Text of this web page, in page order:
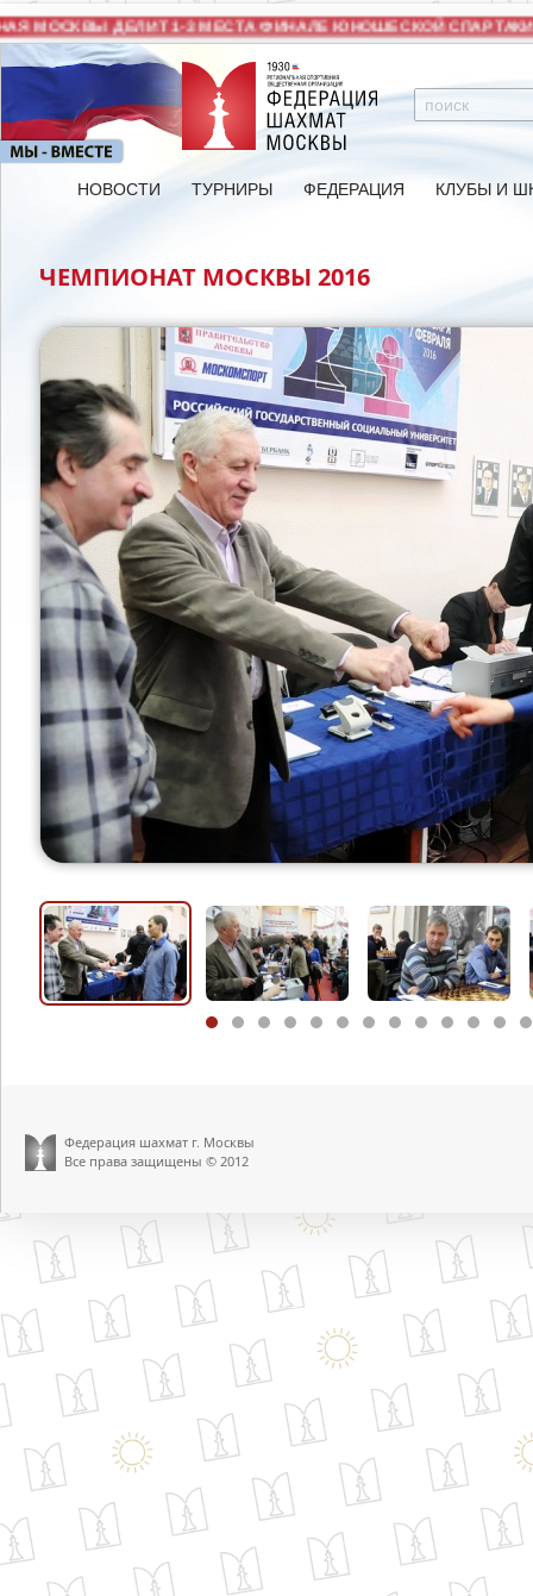
МОСКВЫ ДЕЛИТ 1-3 МЕСТА ФИНАЛЕ ЮНОШЕСКОЙ
НОВОСТИ ТУРНИРЫ ФЕДЕРАЦИЯ КЛУБЫ И
ЧЕМПИОНАТ МОСКВЫ 2016
Федерация шахмат г. Москвы
Все права защищены © 2012